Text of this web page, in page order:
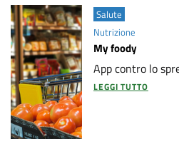
Salute
Nutrizione
My foody
App contro lo
LEGGI TUTTO